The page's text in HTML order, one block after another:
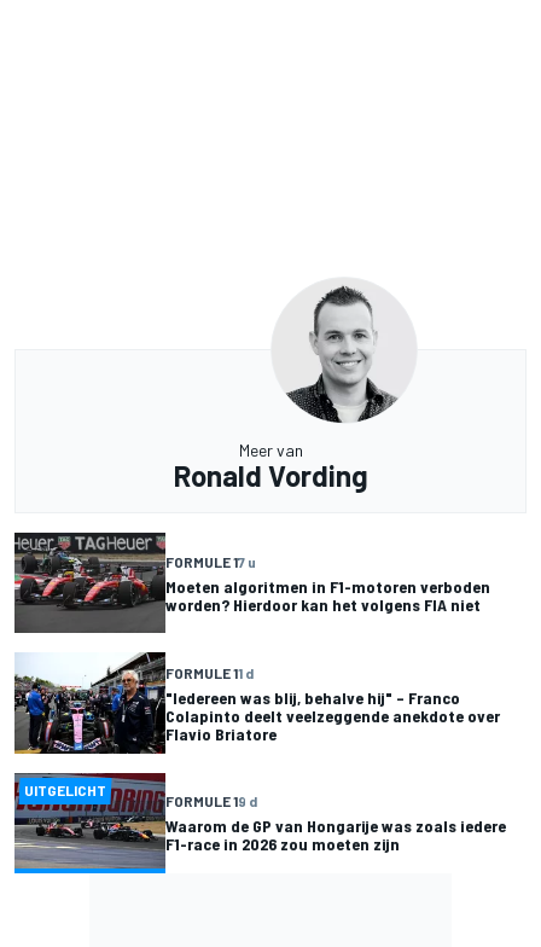
Meer van
Ronald Vording
FORMULE 17 u
Moeten algoritmen in F1-motoren verboden
worden? Hierdoor kan het volgens FIA niet
FORMULE 11 d
"Iedereen was blij, behalve hij" – Franco
Colapinto deelt veelzeggende anekdote over
Flavio Briatore
UITGELICHT
FORMULE 19 d
Waarom de GP van Hongarije was zoals iedere
F1-race in 2026 zou moeten zijn